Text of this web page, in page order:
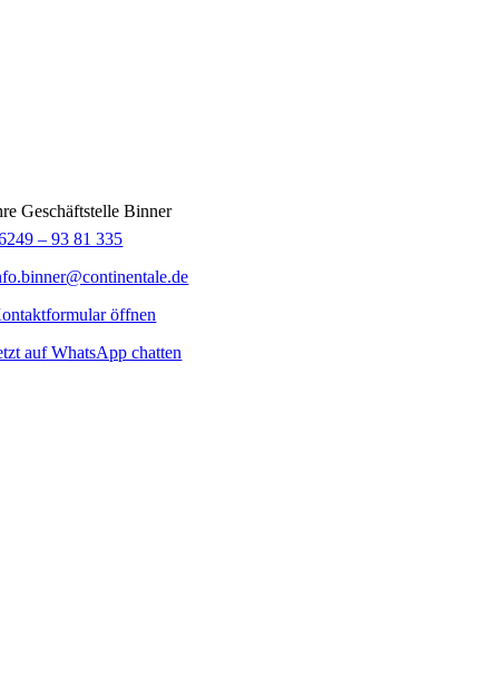
Geschäftstelle Binner
– 93 81 335
öffnen
auf WhatsApp chatten